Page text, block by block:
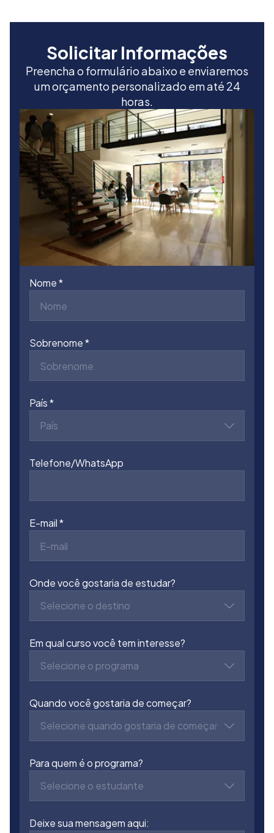
Solicitar Informações
Preencha o formulário abaixo e enviaremos
um orçamento personalizado em até 24
horas.
Nome
Sobrenome
País
País
Telefone/WhatsApp
E-mail
Onde você gostaria de estudar?
Selecione o destino
Em qual curso você tem interesse?
Selecione o programa
Quando você gostaria de começar?
Selecione quando gostaria de começar
Para quem é o programa?
Selecione o estudante
Deixe sua mensagem aqui: